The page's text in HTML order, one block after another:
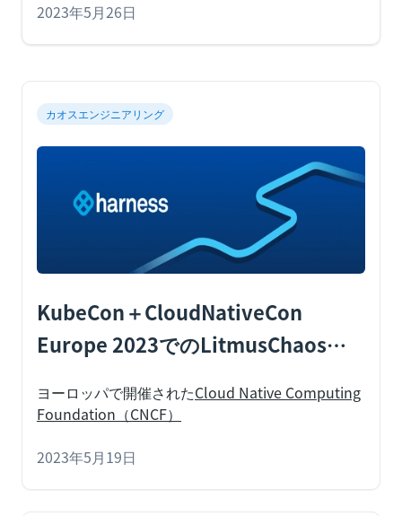
階に組み込まれるカオスエンジニアリングを
実践するための最新のアプローチです。
現するために必要な全ての構成要素が付属し
ています。カオスエンジニアリングは、障害
を注入し、システムの定常状態を検証する科
学的手法です。ここではカオスエンジニアリ
ングの概念については詳しく説明しません
が、継続的レジリエンスと呼ばれる、より現
代的な実装アプローチについて見てみましょ
るには、
2023年5月26日
カオスエンジニアリング
KubeCon＋CloudNativeCon
Europe 2023でのLitmusChaosハ
ヨーロッパで開催されたCloud Native Computing
Foundation（CNCF）
2023年5月19日